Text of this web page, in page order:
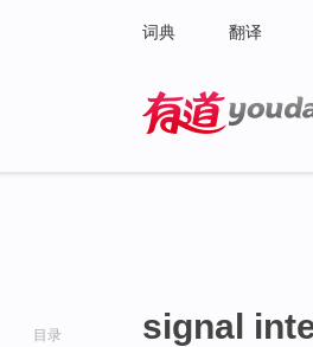
词典 翻译
目录 signal